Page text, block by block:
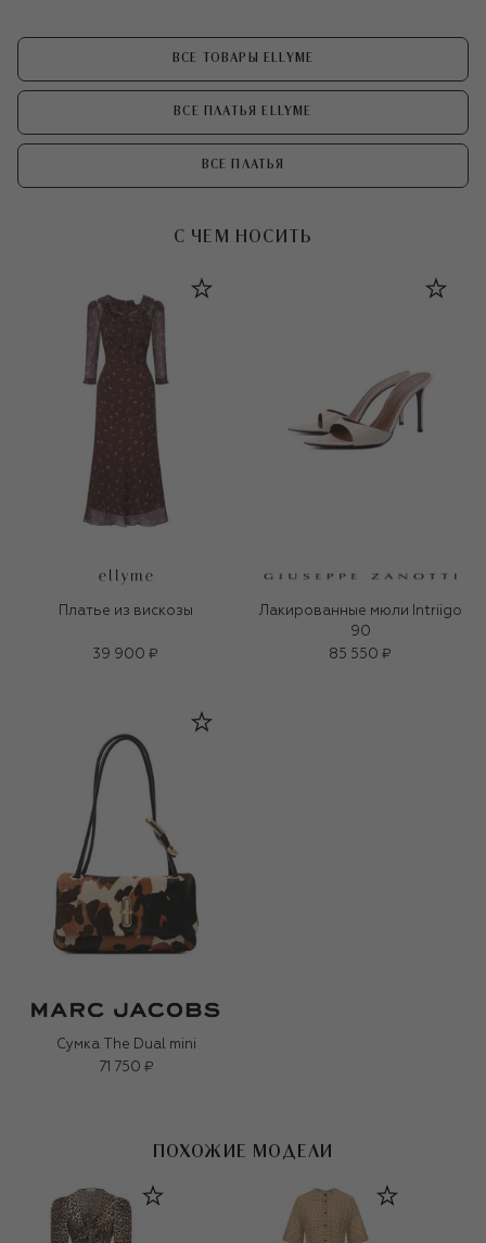
ВСЕ ТОВАРЫ ELLYME
ВСЕ ПЛАТЬЯ ELLYME
ВСЕ ПЛАТЬЯ
С ЧЕМ НОСИТЬ
Платье из вискозы
39 900 ₽
Лакированные мюли Intriigo
90
85 550 ₽
Сумка The Dual mini
71 750 ₽
ПОХОЖИЕ МОДЕЛИ